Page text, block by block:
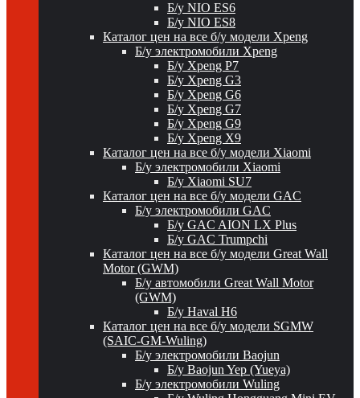
Б/у NIO ES6
Б/у NIO ES8
Каталог цен на все б/у модели Xpeng
Б/у электромобили Xpeng
Б/у Xpeng P7
Б/у Xpeng G3
Б/у Xpeng G6
Б/у Xpeng G7
Б/у Xpeng G9
Б/у Xpeng X9
Каталог цен на все б/у модели Xiaomi
Б/у электромобили Xiaomi
Б/у Xiaomi SU7
Каталог цен на все б/у модели GAC
Б/у электромобили GAC
Б/у GAC AION LX Plus
Б/у GAC Trumpchi
Каталог цен на все б/у модели Great Wall
Motor (GWM)
Б/у автомобили Great Wall Motor
(GWM)
Б/у Haval H6
Каталог цен на все б/у модели SGMW
(SAIC-GM-Wuling)
Б/у электромобили Baojun
Б/у Baojun Yep (Yueya)
Б/у электромобили Wuling